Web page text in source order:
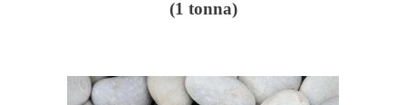
(1 tonna)